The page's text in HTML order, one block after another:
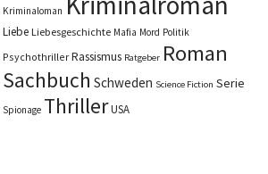
Kriminaloman
Liebe Liebesgeschichte Mafia Mord Politik
Psychothriller Rassismus Ratgeber Roman
Sachbuch Schweden Science Fiction Serie
Spionage ThrillerUSA